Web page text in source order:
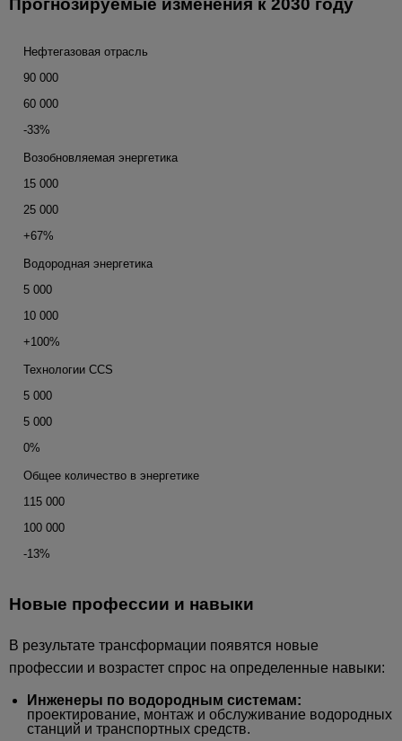
Нефтегазовая отрасль
90 000
60 000
-33%
Возобновляемая энергетика
15 000
25 000
+67%
Водородная энергетика
5 000
10 000
+100%
Технологии CCS
5 000
5 000
0%
Общее количество в энергетике
115 000
100 000
-13%
Новые профессии и навыки
В результате трансформации появятся новые
профессии и возрастет спрос на определенные навыки:
Инженеры по водородным системам:
проектирование, монтаж и обслуживание водородных
станций и транспортных средств.